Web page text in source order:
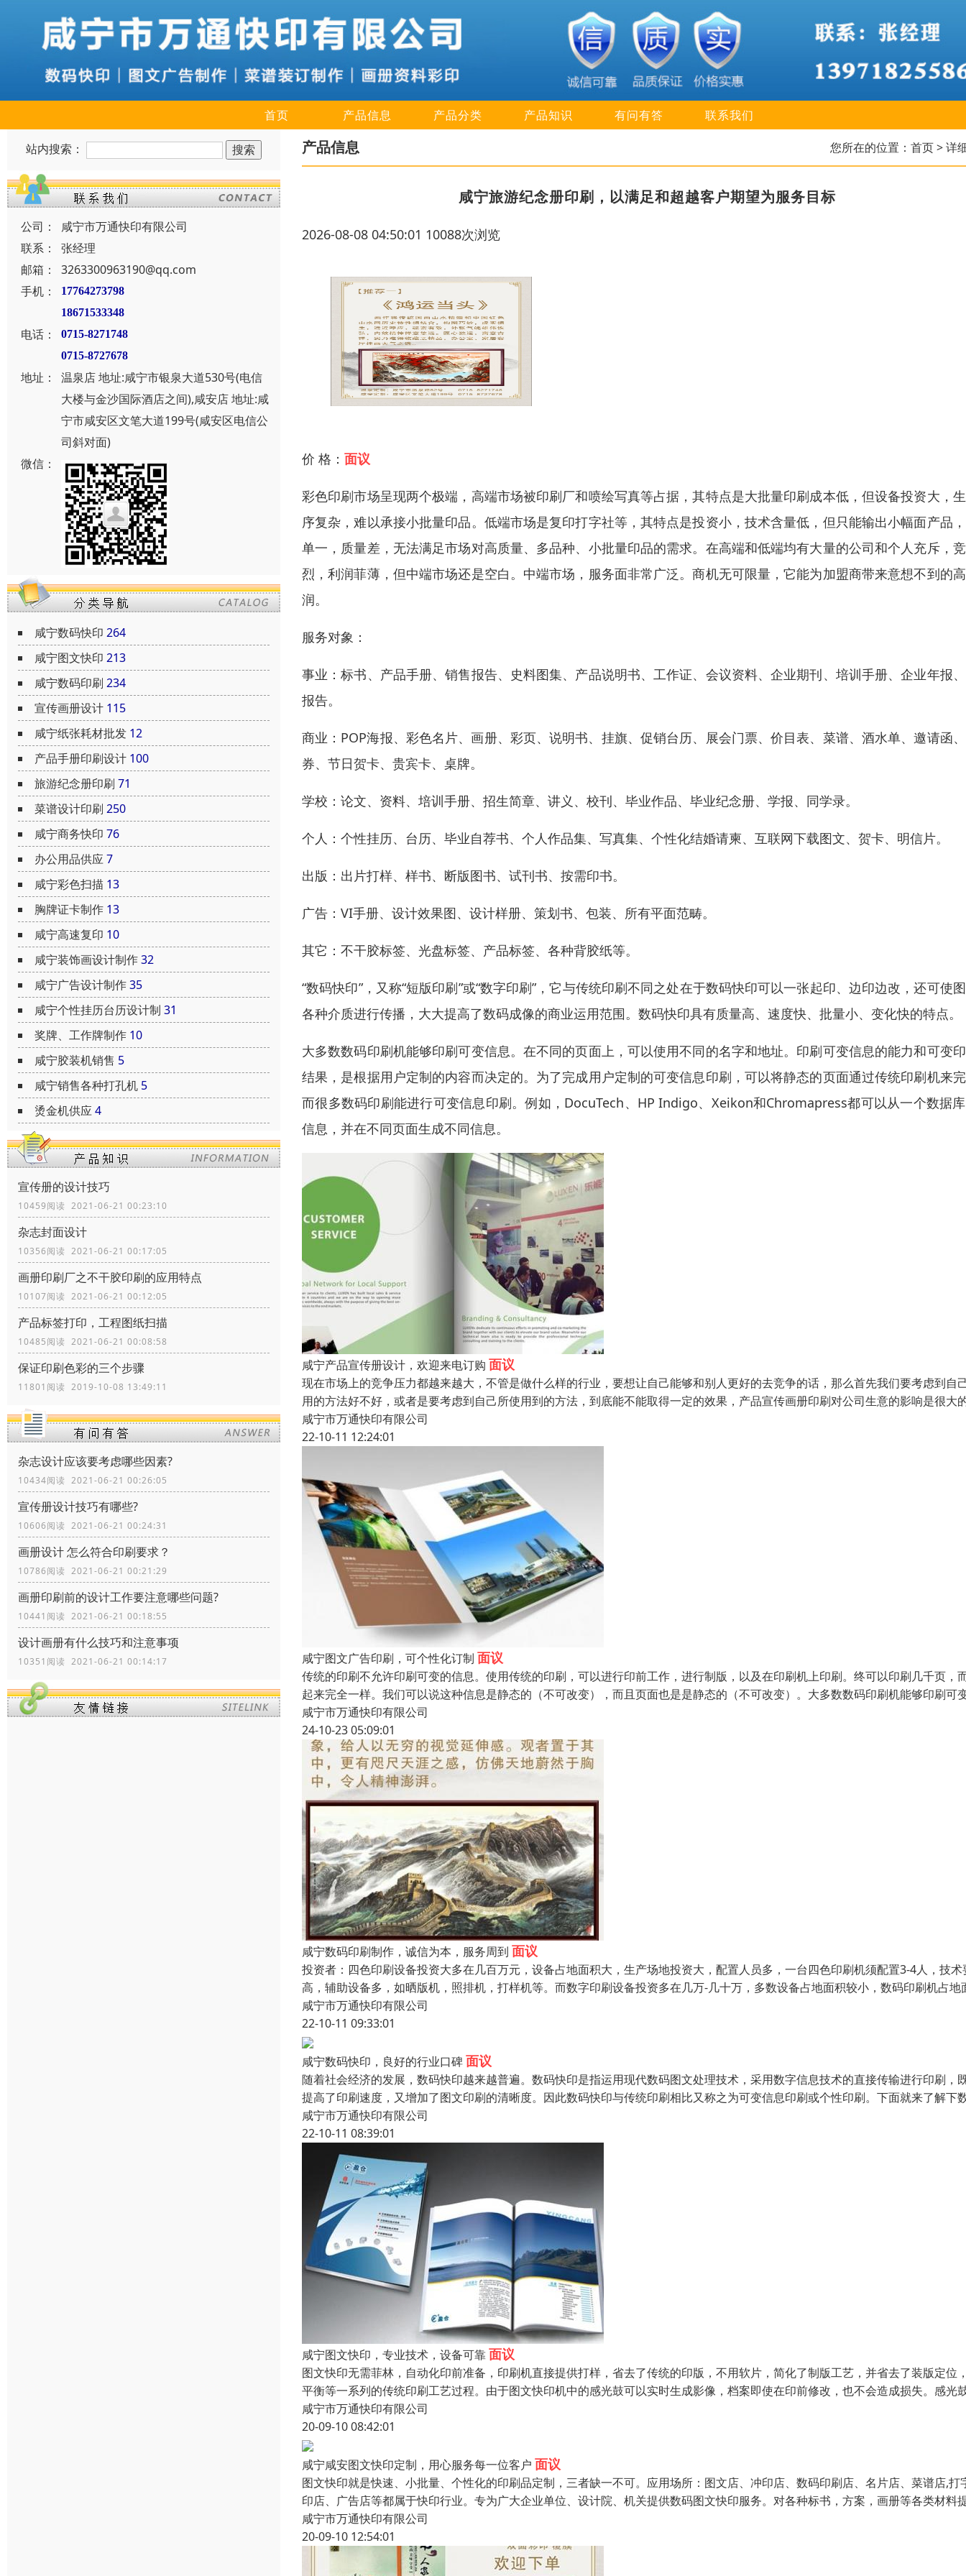
首页 产品信息 产品分类 产品知识 有问有答 联系我们
站内搜索：
公司：
咸宁市万通快印有限公司
联系：
张经理
邮箱：
3263300963190@qq.com
手机：
17764273798
18671533348
电话：
0715-8271748
0715-8727678
地址：
温泉店 地址:咸宁市银泉大道530号(电信
大楼与金沙国际酒店之间),咸安店 地址:咸
宁市咸安区文笔大道199号(咸安区电信公
司斜对面)
微信：
咸宁数码快印 264
咸宁图文快印 213
咸宁数码印刷 234
宣传画册设计 115
咸宁纸张耗材批发 12
产品手册印刷设计 100
旅游纪念册印刷 71
菜谱设计印刷 250
咸宁商务快印 76
办公用品供应7
咸宁彩色扫描 13
胸牌证卡制作 13
咸宁高速复印 10
咸宁装饰画设计制作32
咸宁广告设计制作35
咸宁个性挂历台历设计制 31
奖牌、工作牌制作 10
咸宁胶装机销售 5
咸宁销售各种打孔机 5
烫金机供应4
宣传册的设计技巧
10459阅读 2021-06-21 00:23:10
杂志封面设计
10356阅读 2021-06-21 00:17:05
画册印刷厂之不干胶印刷的应用特点
10107阅读 2021-06-21 00:12:05
产品标签打印，工程图纸扫描
10485阅读 2021-06-21 00:08:58
保证印刷色彩的三个步骤
11801阅读 2019-10-08 13:49:11
杂志设计应该要考虑哪些因素?
10434阅读 2021-06-21 00:26:05
宣传册设计技巧有哪些?
10606阅读 2021-06-21 00:24:31
画册设计 怎么符合印刷要求？
10786阅读 2021-06-21 00:21:29
画册印刷前的设计工作要注意哪些问题?
10441阅读 2021-06-21 00:18:55
设计画册有什么技巧和注意事项
10351阅读 2021-06-21 00:14:17
产品信息 您所在的位置： 首页> 详
咸宁旅游纪念册印刷，以满足和超越客户期望为服务目标
2026-08-08 04:50:01 10088次浏览
价 格： 面议
彩色印刷市场呈现两个极端，高端市场被印刷厂和喷绘写真等占据，其特点是大批量印刷成本低，但设备投资大，
序复杂，难以承接小批量印品。低端市场是复印打字社等，其特点是投资小，技术含量低，但只能输出小幅面产品
单一，质量差，无法满足市场对高质量、多品种、小批量印品的需求。在高端和低端均有大量的公司和个人充斥，
烈，利润菲薄，但中端市场还是空白。中端市场，服务面非常广泛。商机无可限量，它能为加盟商带来意想不到的
润。
服务对象：
事业：标书、产品手册、销售报告、史料图集、产品说明书、工作证、会议资料、企业期刊、培训手册、企业年报
报告。
商业：POP海报、彩色名片、画册、彩页、说明书、挂旗、促销台历、展会门票、价目表、菜谱、酒水单、邀请函
券、节日贺卡、贵宾卡、桌牌。
学校：论文、资料、培训手册、招生简章、讲义、校刊、毕业作品、毕业纪念册、学报、同学录。
个人：个性挂历、台历、毕业自荐书、个人作品集、写真集、个性化结婚请柬、互联网下载图文、贺卡、明信片。
出版：出片打样、样书、断版图书、试刊书、按需印书。
广告：VI手册、设计效果图、设计样册、策划书、包装、所有平面范畴。
其它：不干胶标签、光盘标签、产品标签、各种背胶纸等。
“数码快印”，又称“短版印刷”或“数字印刷”，它与传统印刷不同之处在于数码快印可以一张起印、边印边改，还可使
各种介质进行传播，大大提高了数码成像的商业运用范围。数码快印具有质量高、速度快、批量小、变化快的特点。
大多数数码印刷机能够印刷可变信息。在不同的页面上，可以使用不同的名字和地址。印刷可变信息的能力和可变
结果，是根据用户定制的内容而决定的。为了完成用户定制的可变信息印刷，可以将静态的页面通过传统印刷机来
而很多数码印刷能进行可变信息印刷。例如，DocuTech、HP Indigo、Xeikon和Chromapress都可以从一个数据
信息，并在不同页面生成不同信息。
咸宁产品宣传册设计，欢迎来电订购 面议
现在市场上的竞争压力都越来越大，不管是做什么样的行业，要想让自己能够和别人更好的去竞争的话，那么首先我们要考虑到自
用的方法好不好，或者是要考虑到自己所使用到的方法，到底能不能取得一定的效果，产品宣传画册印刷对公司生意的影响是很大
咸宁市万通快印有限公司
22-10-11 12:24:01
咸宁图文广告印刷，可个性化订制 面议
传统的印刷不允许印刷可变的信息。使用传统的印刷，可以进行印前工作，进行制版，以及在印刷机上印刷。终可以印刷几千页，
起来完全一样。我们可以说这种信息是静态的（不可改变），而且页面也是是静态的（不可改变）。大多数数码印刷机能够印刷可
咸宁市万通快印有限公司
24-10-23 05:09:01
咸宁数码印刷制作，诚信为本，服务周到 面议
投资者：四色印刷设备投资大多在几百万元，设备占地面积大，生产场地投资大，配置人员多，一台四色印刷机须配置3-4人，技术
高，辅助设备多，如晒版机，照排机，打样机等。而数字印刷设备投资多在几万-几十万，多数设备占地面积较小，数码印刷机占地
咸宁市万通快印有限公司
22-10-11 09:33:01
咸宁数码快印，良好的行业口碑面议
随着社会经济的发展，数码快印越来越普遍。数码快印是指运用现代数码图文处理技术，采用数字信息技术的直接传输进行印刷，
提高了印刷速度，又增加了图文印刷的清晰度。因此数码快印与传统印刷相比又称之为可变信息印刷或个性印刷。下面就来了解下
咸宁市万通快印有限公司
22-10-11 08:39:01
咸宁图文快印，专业技术，设备可靠面议
图文快印无需菲林，自动化印前准备，印刷机直接提供打样，省去了传统的印版，不用软片，简化了制版工艺，并省去了装版定位
平衡等一系列的传统印刷工艺过程。由于图文快印机中的感光鼓可以实时生成影像，档案即使在印前修改，也不会造成损失。感光
咸宁市万通快印有限公司
20-09-10 08:42:01
咸宁咸安图文快印定制，用心服务每一位客户 面议
图文快印就是快速、小批量、个性化的印刷品定制，三者缺一不可。应用场所：图文店、冲印店、数码印刷店、名片店、菜谱店,打
印店、广告店等都属于快印行业。专为广大企业单位、设计院、机关提供数码图文快印服务。对各种标书，方案，画册等各类材料
咸宁市万通快印有限公司
20-09-10 12:54:01